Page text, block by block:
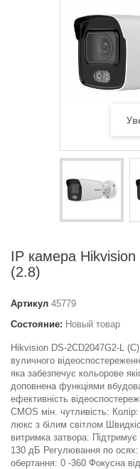
IP камера
(2.8)
Артикул 45779
Состояние: Новый товар
Hikvision DS-2CD2047G2-L
вуличного
яка забезпечує кольорове
доповнена функціями
ефективність
CMOS мін. чутливість:
люкс з білим світлом
витримка затвора:
130 дБ Регулювання по
обертання: 0 -360 Фокусна